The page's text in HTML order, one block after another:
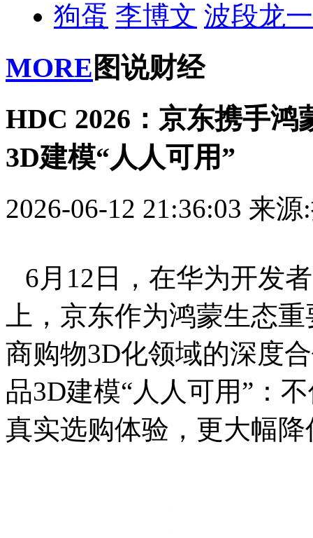
狗蛋 李博文 波段龙一
MORE 图说财经
HDC 2026：京东携手鸿
3D建模“人人可用”
2026-06-12 21:36:03 来源
6月12日，在华为开发
上，京东作为鸿蒙生态
商购物3D化领域的深度
品3D建模“人人可用”：
真实选购体验，更大幅